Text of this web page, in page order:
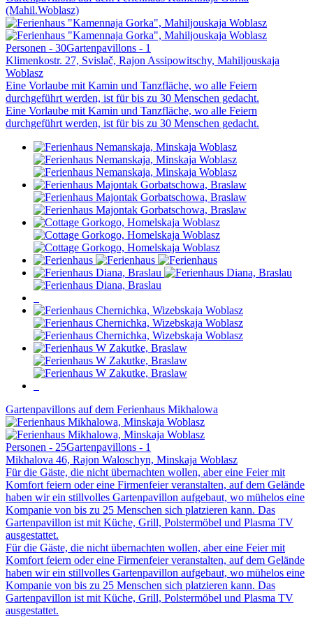
(Mahil.Woblasz)
Personen - 30Gartenpavillons - 1
Klimenkostr. 27, Svislač, Rajon Assipowitschy, Mahiljouskaja
Woblasz
Eine Vorlaube mit Kamin und Tanzfläche, wo alle Feiern
durchgeführt werden, ist für bis zu 30 Menschen gedacht.
Eine Vorlaube mit Kamin und Tanzfläche, wo alle Feiern
durchgeführt werden, ist für bis zu 30 Menschen gedacht.
Gartenpavillons auf dem Ferienhaus Mikhalowa
Personen - 25Gartenpavillons - 1
Mikhalova 46, Rajon Waloschyn, Minskaja Woblasz
Für die Gäste, die nicht übernachten wollen, aber eine Feier mit
Komfort feiern oder eine Firmenfeier veranstalten, auf dem Gelände
haben wir ein stillvolles Gartenpavillon aufgebaut, wo mühelos eine
Kompanie von bis zu 25 Menschen sich platzieren kann. Das
Gartenpavillon ist mit Küche, Grill, Polstermöbel und Plasma TV
ausgestattet.
Für die Gäste, die nicht übernachten wollen, aber eine Feier mit
Komfort feiern oder eine Firmenfeier veranstalten, auf dem Gelände
haben wir ein stillvolles Gartenpavillon aufgebaut, wo mühelos eine
Kompanie von bis zu 25 Menschen sich platzieren kann. Das
Gartenpavillon ist mit Küche, Grill, Polstermöbel und Plasma TV
ausgestattet.